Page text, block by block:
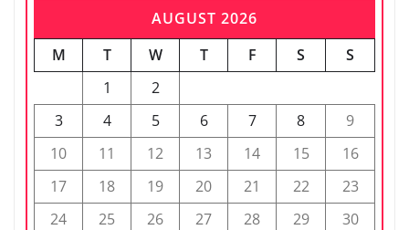
AUGUST 2026
M
T W T F S
S
1
2
3
4 5 6 7 8
9
10
11 12 13 14 15
16
17
18 19 20 21 22
23
24
25 26 27 28 29
30